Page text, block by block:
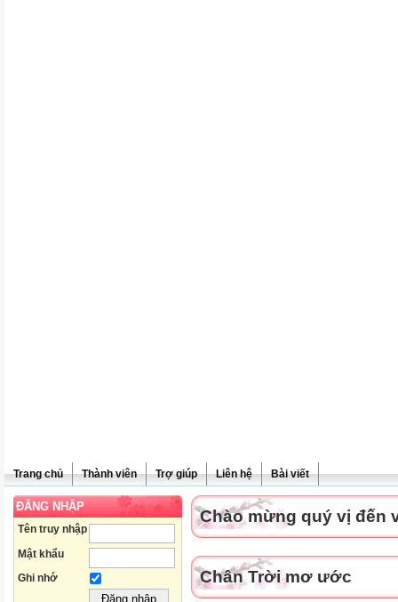
Trang chủ Thành viên Trợ giúp Liên hệ Bài viết
ĐĂNG NHẬP
Tên truy nhập
Mật khẩu
Ghi nhớ
Chào mừng quý vị đến
Chân Trời mơ ước